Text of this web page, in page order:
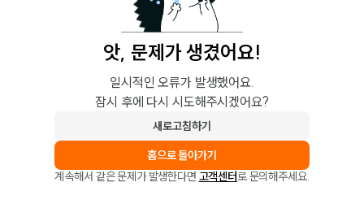
앗, 문제가 생겼어요!
일시적인 오류가 발생했어요.
잠시 후에 다시 시도해주시겠어요?
새로고침하기
홈으로 돌아가기
계속해서 같은 문제가 발생한다면 고객센터로 문의해주세요.